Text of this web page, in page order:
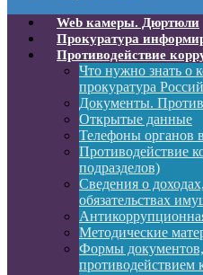
Web камеры. Дюртюли
Прокуратура
Противодействие
Что нужно знать о
прокуратура
Документы.
Открытые данные
Телефоны органов
Противодействие
подразделов)
Сведения о
обязательствах
Методические
Формы
противодействием